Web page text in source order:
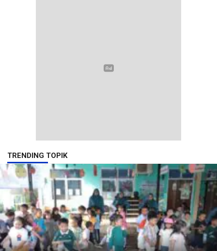
TRENDING TOPIK